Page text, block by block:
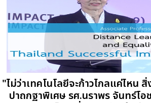
"ไม่ว่าเทคโนโลยีจะก้าวไกลแค่ไหน
ปาถกฐาพิเศษ รศ.นราพร จันทร์โอ